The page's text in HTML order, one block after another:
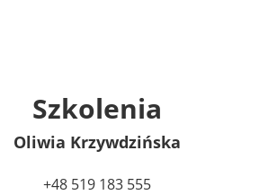
Szkolenia
Oliwia Krzywdzińska
+48 519 183 555